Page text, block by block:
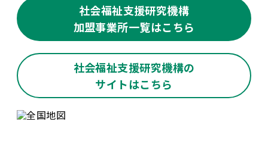
社会福祉支援研究機構
加盟事業所一覧はこちら
社会福祉支援研究機構の
サイトはこちら